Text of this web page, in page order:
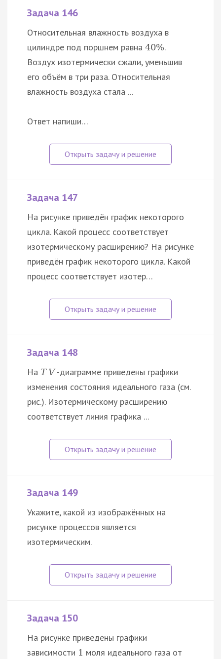
Задача 146
Относительная влажность воздуха в
цилиндре под поршнем равна 40%.
Воздух изотермически сжали, уменьшив
его объём в три раза. Относительная
влажность воздуха стала ...
Ответ напиши…
Задача 147
На рисунке приведён график некоторого
цикла. Какой процесс соответствует
изотермическому расширению? На рисунке
приведён график некоторого цикла. Какой
процесс соответствует изотер…
Задача 148
На T V -диаграмме приведены графики
изменения состояния идеального газа (см.
рис.). Изотермическому расширению
соответствует линия графика ...
Задача 149
Укажите, какой из изображённых на
рисунке процессов является
изотермическим.
Задача 150
На рисунке приведены графики
зависимости 1 моля идеального газа от